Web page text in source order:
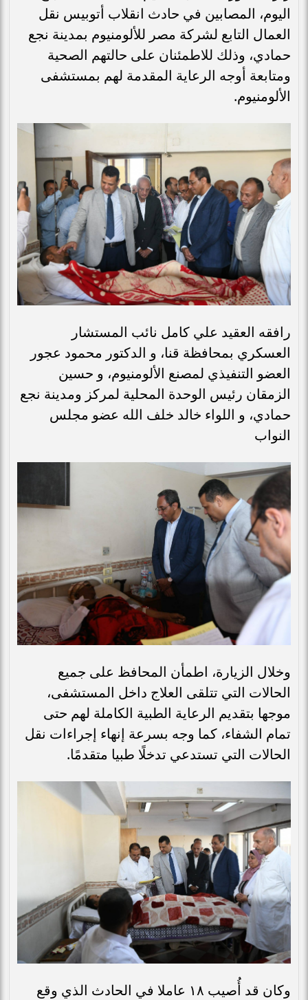
اليوم، المصابين في حادث انقلاب أتوبيس نقل
العمال التابع لشركة مصر للألومنيوم بمدينة نجع
حمادي، وذلك للاطمئنان على حالتهم الصحية
ومتابعة أوجه الرعاية المقدمة لهم بمستشفى
الألومنيوم.
رافقه العقيد علي كامل نائب المستشار
العسكري بمحافظة قنا، و الدكتور محمود عجور
العضو التنفيذي لمصنع الألومنيوم، و حسين
الزمقان رئيس الوحدة المحلية لمركز ومدينة نجع
حمادي، و اللواء خالد خلف الله عضو مجلس
النواب
وخلال الزيارة، اطمأن المحافظ على جميع
الحالات التي تتلقى العلاج داخل المستشفى،
موجها بتقديم الرعاية الطبية الكاملة لهم حتى
تمام الشفاء، كما وجه بسرعة إنهاء إجراءات نقل
الحالات التي تستدعي تدخلًا طبيا متقدمًا.
وكان قد أُصيب ١٨ عاملا في الحادث الذي وقع